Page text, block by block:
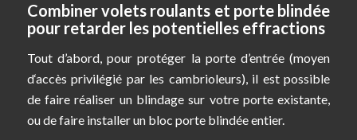
Combiner volets roulants et porte blindée
pour retarder les potentielles effractions
Tout d’abord, pour protéger la porte d’entrée (moyen
d‘accès privilégié par les cambrioleurs), il est possible
de faire réaliser un blindage sur votre porte existante,
ou de faire installer un bloc porte blindée entier.